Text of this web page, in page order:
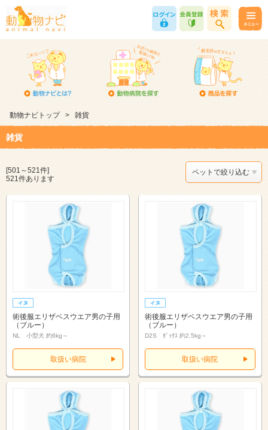
動物ナビトップ > 雑貨
雑貨
[501～521件]
521件あります
ペットで絞り込む
術後服エリザベスウエア男の子用
（ブルー）
NL 小型犬 約6kg～
取扱い病院
術後服エリザベスウエア男の子用
（ブルー）
D2S ﾀﾞｯｸｽ 約2.5kg～
取扱い病院